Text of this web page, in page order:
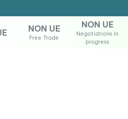
NON UE
Free Trade
NON UE
Negotiations in
progress